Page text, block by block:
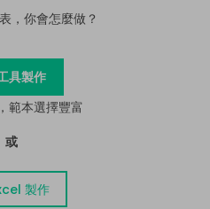
，你會怎麼做？
具製作
範本選擇豐富
或
製作